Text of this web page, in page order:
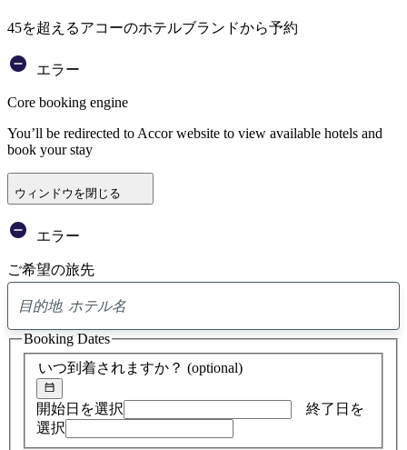
45を超えるアコーのホテルブランドから予約
エラー
Core booking engine
You’ll be redirected to Accor website to view available hotels and
book your stay
ウィンドウを閉じる
エラー
ご希望の旅先
ア
ド
バ
イ
検
索
いつ到着されますか？ (optional)
開始日を選択
終了日を
選択
Booking Dates